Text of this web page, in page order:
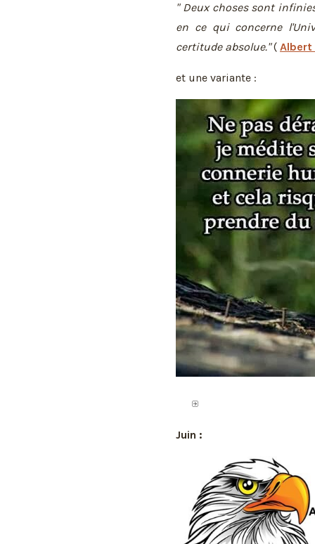
" Deux choses sont
en ce qui concerne
certitude absolue."( Albert
et une variante :
Juin :